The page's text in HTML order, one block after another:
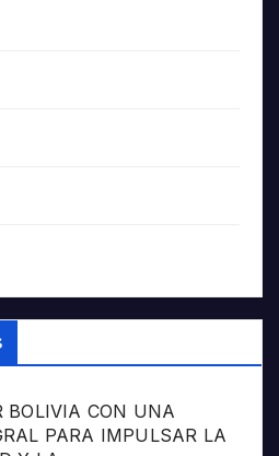
BOLIVIA CON UNA
PARA IMPULSAR LA